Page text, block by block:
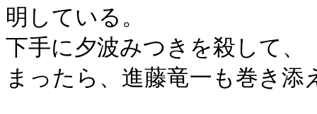
明している。
下手に夕波みつきを殺して
まったら、進藤竜一も巻き添